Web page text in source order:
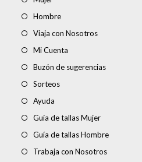
Hombre
Viaja con Nosotros
Mi Cuenta
Buzón de sugerencias
Sorteos
Ayuda
Guía de tallas Mujer
Guía de tallas Hombre
Trabaja con Nosotros